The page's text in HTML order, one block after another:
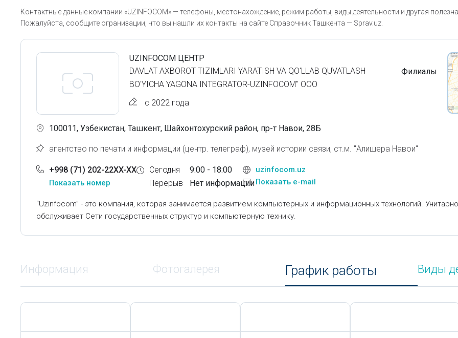
Контактные данные компании «UZINFOCOM» — телефоны, местонахождение, режим работы, виды деятельности и другая
Пожалуйста, сообщите огранизации, что вы нашли их контакты на сайте Справочник Ташкента — Sprav.uz.
UZINFOCOM ЦЕНТР
DAVLAT AXBOROT TIZIMLARI YARATISH VA QO'LLAB QUVATLASH
BO'YICHA YAGONA INTEGRATOR-UZINFOCOM" ООО
с 2022 года
Филиалы
100011, Узбекистан, Ташкент, Шайхонтохурский район, пр-т Навои, 28Б
агентство по печати и информации (центр. телеграф), музей истории связи, ст.м. "Алишера Навои"
+998 (71) 202-22XX-XX
Показать номер
Сегодня
Перерыв
9:00 - 18:00
Нет информации
uzinfocom.uz
Показать e-mail
“Uzinfocom” - это компания, которая занимается развитием компьютерных и информационных технологий.
обслуживает Сети государственных структур и компьютерную технику.
Информация Фотогалерея График работы Виды